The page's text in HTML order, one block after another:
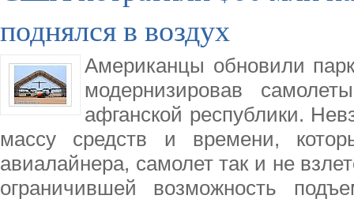
поднялся в воздух
Американцы обновили
модернизировав
афганской республики.
массу средств и времени,
авиалайнера, самолет так и не
ограничившей возможность